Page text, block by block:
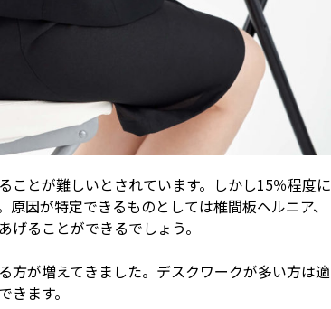
とが難しいとされています。しかし15％程度に
因が特定できるものとしては椎間板ヘルニア、
ることができるでしょう。
方が増えてきました。デスクワークが多い方は適
ます。